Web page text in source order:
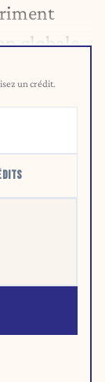
globale.
un crédit.